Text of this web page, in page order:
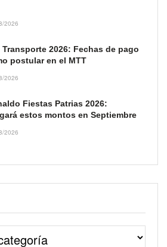
2026
Transporte 2026: Fechas de pago
postular en el MTT
2026
Fiestas Patrias 2026:
estos montos en Septiembre
2026